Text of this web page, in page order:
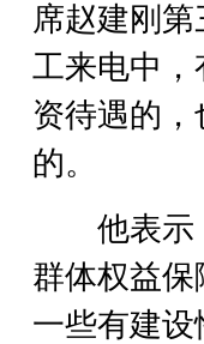
席赵建刚
工来电中
资待遇的
的。
他表示，
群体权益
一些有建